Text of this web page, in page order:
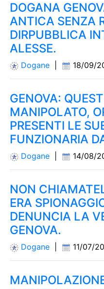
DOGANA
ANTICA SENZA
DIRPUBBLICA
ALESSE.
Dogane 18/09/
GENOVA:
MANIPOLATO,
PRESENTI LE
FUNZIONARIA
Dogane 14/08/
NON
ERA
DENUNCIA LA
GENOVA.
Dogane 11/07/